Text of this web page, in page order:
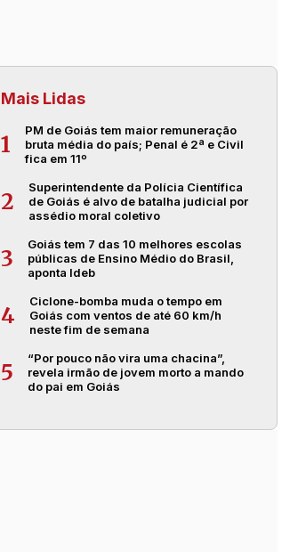
Mais Lidas
1
PM de Goiás tem maior remuneração
bruta média do país; Penal é 2ª e Civil
fica em 11º
2
Superintendente da Polícia Científica
de Goiás é alvo de batalha judicial por
assédio moral coletivo
3
Goiás tem 7 das 10 melhores escolas
públicas de Ensino Médio do Brasil,
aponta Ideb
4
Ciclone-bomba muda o tempo em
Goiás com ventos de até 60 km/h
neste fim de semana
5
“Por pouco não vira uma chacina”,
revela irmão de jovem morto a mando
do pai em Goiás